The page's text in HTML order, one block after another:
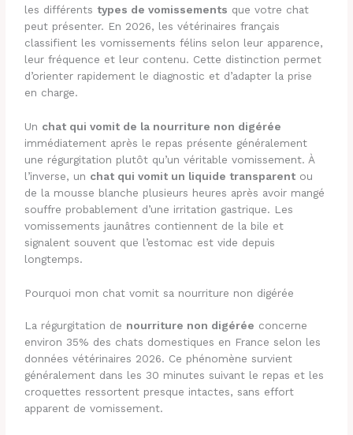
les différentstypes de vomissements que votre chat
peut présenter. En 2026, les vétérinaires français
classifient les vomissements félins selon leur apparence,
leur fréquence et leur contenu. Cette distinction permet
d’orienter rapidement le diagnostic et d’adapter la prise
en charge.
Un chat qui vomit de la nourriture non digérée
immédiatement après le repas présente généralement
une régurgitation plutôt qu’un véritable vomissement. À
l’inverse, un chat qui vomit un liquide transparent ou
de la mousse blanche plusieurs heures après avoir mangé
souffre probablement d’une irritation gastrique. Les
vomissements jaunâtres contiennent de la bile et
signalent souvent que l’estomac est vide depuis
longtemps.
Pourquoi mon chat vomit sa nourriture non digérée
La régurgitation de nourriture non digérée concerne
environ 35% des chats domestiques en France selon les
données vétérinaires 2026. Ce phénomène survient
généralement dans les 30 minutes suivant le repas et les
croquettes ressortent presque intactes, sans effort
apparent de vomissement.